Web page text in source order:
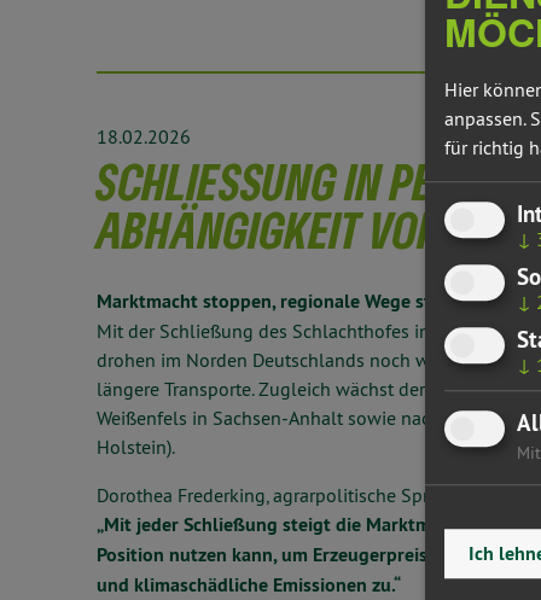
18.02.2026
SCHLIESSUNG IN
BHÄNGIGKEIT VON
Marktmacht stoppen, regionale Wege stärken.
Mit der Schließung des Schlachthofes im
drohen im Norden Deutschlands noch weniger
längere Transporte. Zugleich wächst der Druck,
Weißenfels in Sachsen-Anhalt sowie nach Rheda-
Holstein).
Dorothea Frederking, agrarpolitische Sprecherin
„Mit jeder Schließung steigt die Marktmacht der
Position nutzen kann, um Erzeugerpreise stärker
und klimaschädliche Emissionen zu.“
Hier
anpassen.
für richtig
↓
↓
↓
Ich